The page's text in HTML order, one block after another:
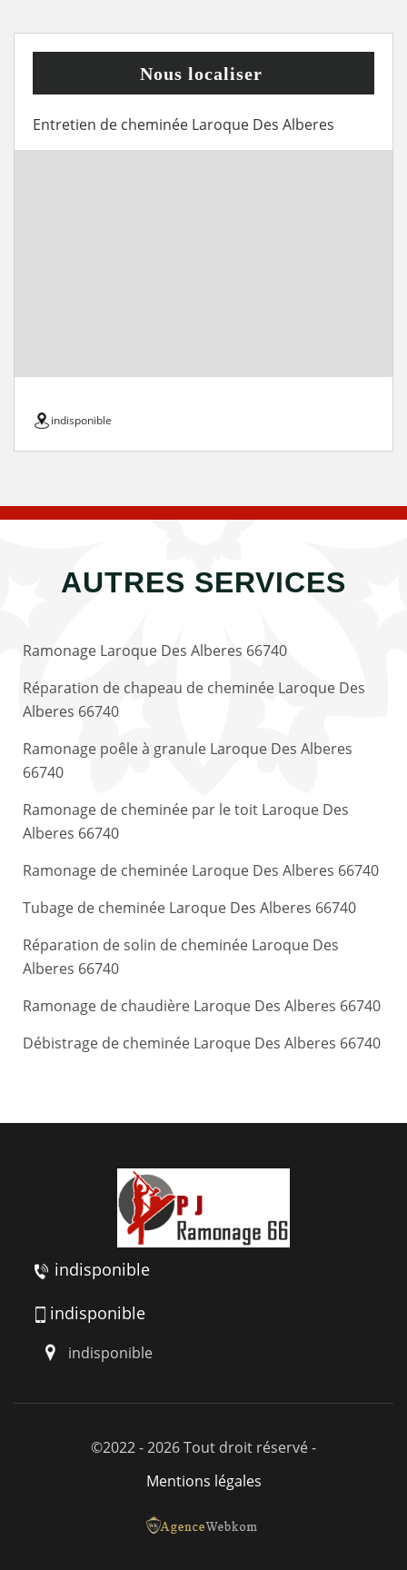
Nous localiser
Entretien de cheminée Laroque Des Alberes
indisponible
AUTRES SERVICES
Ramonage Laroque Des Alberes 66740
Réparation de chapeau de cheminée Laroque Des
Alberes 66740
Ramonage poêle à granule Laroque Des Alberes
66740
Ramonage de cheminée par le toit Laroque Des
Alberes 66740
Ramonage de cheminée Laroque Des Alberes 66740
Tubage de cheminée Laroque Des Alberes 66740
Réparation de solin de cheminée Laroque Des
Alberes 66740
Ramonage de chaudière Laroque Des Alberes 66740
Débistrage de cheminée Laroque Des Alberes 66740
indisponible
indisponible
indisponible
©2022 - 2026 Tout droit réservé -
Mentions légales